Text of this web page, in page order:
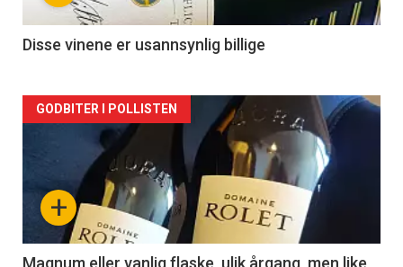
2
Disse vinene er usannsynlig billige
Forsiden
akkurat
nå+
GODBITER I POLLISTEN
Magnum eller vanlig flaske, ulik årgang, men like